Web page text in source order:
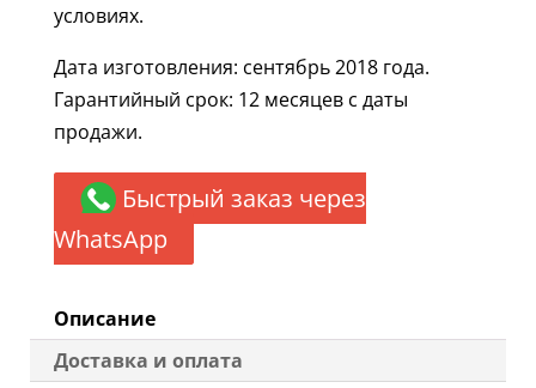
условиях.
Дата изготовления: сентябрь 2018 года.
Гарантийный срок: 12 месяцев с даты
продажи.
Быстрый заказ через
WhatsApp
Описание
Доставка и оплата